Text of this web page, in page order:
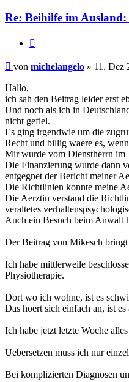
Re: Beihilfe im
Beitrag
von michelangelo » 11. Dez
Hallo,
ich sah den Beitrag leider erst
Und noch als ich in
nicht gefiel.
Es ging irgendwie um die
Recht und billig waere es,
Mir wurde vom Dienstherrn im
Die Finanzierung wurde dann
entgegnet der Bericht meiner
Die Richtlinien konnte meine
Die Aerztin verstand die
veraltetes
Auch ein Besuch beim Anwalt
Der Beitrag von Mikesch
Ich habe mittlerweile
Physiotherapie.
Dort wo ich wohne, ist es
Das hoert sich einfach an, ist
Ich habe jetzt letzte Woche
Uebersetzen muss ich nur
Bei komplizierten Diagnosen